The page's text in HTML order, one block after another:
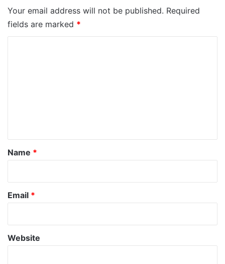
Your email address will not be published. Required
fields are marked *
*
Name *
Email *
Website